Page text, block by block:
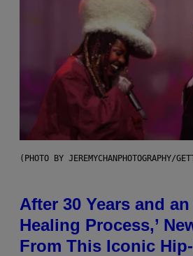
(PHOTO BY JEREMYCHANPHOTOGRAPHY/
After 30 Years and
Healing Process,’
From This Iconic